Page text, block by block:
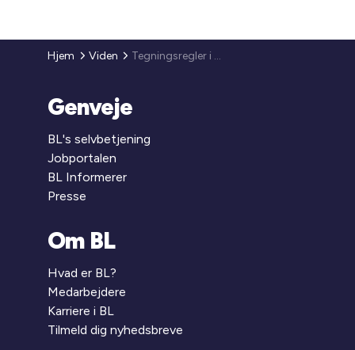
Hjem Viden Tegningsregler i almene andelsselskaber
Genveje
BL's selvbetjening
Jobportalen
BL Informerer
Presse
Om BL
Hvad er BL?
Medarbejdere
Karriere i BL
Tilmeld dig nyhedsbreve